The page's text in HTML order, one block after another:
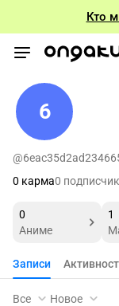
Кто
6
0 карма0
0
Аниме
1
Записи
Все Новое